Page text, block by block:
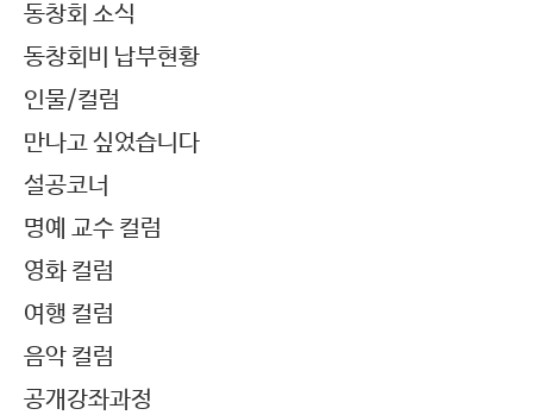
동창회 소식
동창회비 납부현황
인물/컬럼
만나고 싶었습니다
설공코너
명예 교수 컬럼
영화 컬럼
여행 컬럼
음악 컬럼
공개강좌과정